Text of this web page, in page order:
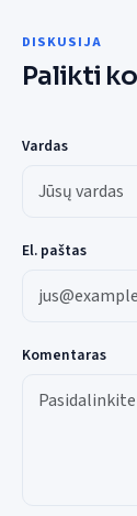
DISKUSIJA
Palikti
Vardas
El. paštas
Komentaras